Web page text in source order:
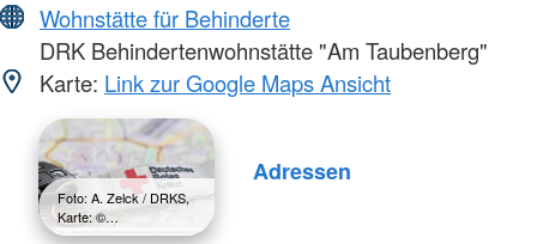
Wohnstätte für Behinderte
DRK Behindertenwohnstätte "Am Taubenberg"
Karte: Link zur Google Maps Ansicht
Foto: A. Zelck / DRKS,
Karte: ©…
Adressen